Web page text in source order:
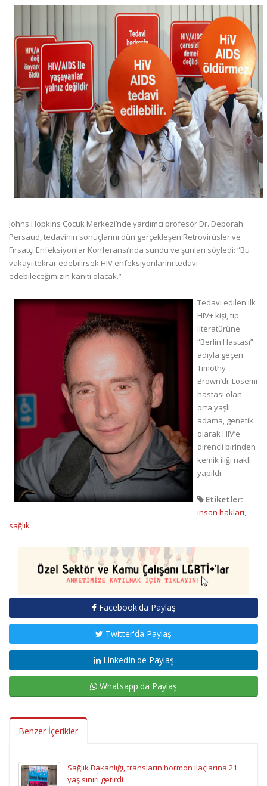
Johns Hopkins Çocuk Merkezi’nde yardımcı profesör Dr. Deborah
Persaud, tedavinin sonuçlarını dün gerçekleşen Retrovirüsler ve
Fırsatçı Enfeksiyonlar Konferansı’nda sundu ve şunları söyledi: “Bu
vakayı tekrar edebilirsek HIV enfeksiyonlarını tedavi
edebileceğimizin kanıtı olacak.”
Tedavi edilen ilk
HIV+ kişi, tıp
literatürüne
“Berlin Hastası”
adıyla geçen
Timothy
Brown’dı. Lösemi
hastası olan
orta yaşlı
adama, genetik
olarak HIV’e
dirençli birinden
kemik iliği nakli
yapıldı.
Etiketler:
insan hakları
sağlık
Facebook'da Paylaş
Twitter'da Paylaş
LinkedIn'de Paylaş
Whatsapp'da Paylaş
Benzer İçerikler
Sağlık Bakanlığı, transların hormon ilaçlarına 21
yaş sınırı getirdi